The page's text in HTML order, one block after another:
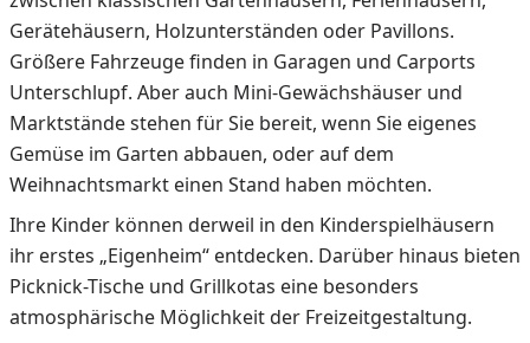
Gerätehäusern, Holzunterständen oder Pavillons.
Größere Fahrzeuge finden in Garagen und Carports
Unterschlupf. Aber auch Mini-Gewächshäuser und
Marktstände stehen für Sie bereit, wenn Sie eigenes
Gemüse im Garten abbauen, oder auf dem
Weihnachtsmarkt einen Stand haben möchten.
Ihre Kinder können derweil in den Kinderspielhäusern
ihr erstes „Eigenheim“ entdecken. Darüber hinaus bieten
Picknick-Tische und Grillkotas eine besonders
atmosphärische Möglichkeit der Freizeitgestaltung.